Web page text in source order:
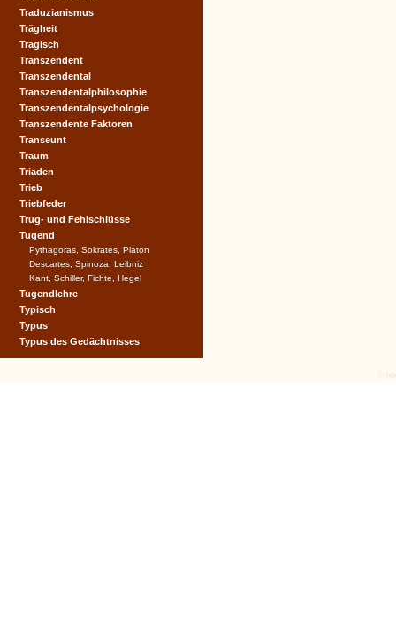
Traduzianismus
Trägheit
Tragisch
Transzendent
Transzendental
Transzendentalphilosophie
Transzendentalpsychologie
Transzendente Faktoren
Transeunt
Traum
Triaden
Trieb
Triebfeder
Trug- und Fehlschlüsse
Tugend
Pythagoras, Sokrates, Platon
Descartes, Spinoza, Leibniz
Kant, Schiller, Fichte, Hegel
Tugendlehre
Typisch
Typus
Typus des Gedächtnisses